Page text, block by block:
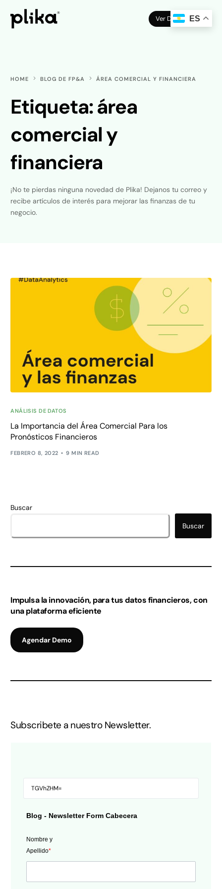
Ver Demo
HOME BLOG DE FP&A ÁREA COMERCIAL Y FINANCIERA
Etiqueta:área
comercial y
financiera
¡No te pierdas ninguna novedad de Plika! Dejanos tu correo y
recibe artículos de interés para mejorar las finanzas de tu
negocio.
ANÁLISIS DE DATOS
La Importancia del Área Comercial Para los
Pronósticos Financieros
FEBRERO 8, 2022 9 MIN READ
Buscar
Buscar
Impulsa la innovación, para tus datos financieros, con
una plataforma eficiente
Agendar Demo
Subscribete a nuestro Newsletter.
Blog - Newsletter Form Cabecera
Nombre y
Apellido*
ES